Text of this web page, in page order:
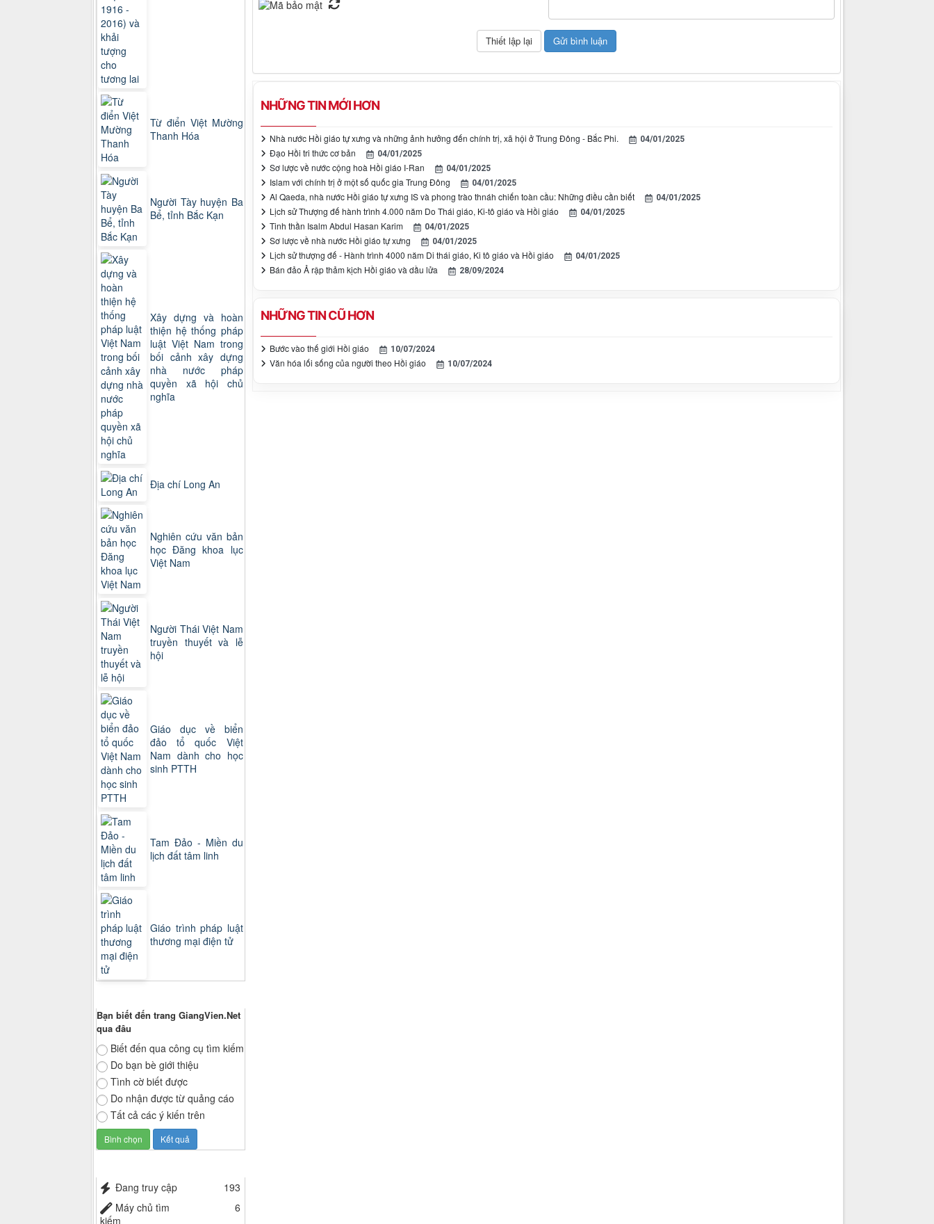
NHỮNG TIN MỚI HƠN
Nhà nước Hồi giáo tự xưng và những ảnh hưởng đến chính trị, xã hội ở Trung Đông - Bắc Phi. 04/01/2025
Đạo Hồi tri thức cơ bản 04/01/2025
Sơ lược về nước cộng hoà Hồi giáo I-Ran 04/01/2025
Islam với chính trị ở một số quốc gia Trung Đông 04/01/2025
Al Qaeda, nhà nước Hồi giáo tự xưng IS và phong trào thnáh chiến toàn cầu: Những điều cần biết 04/01/2025
Lịch sử Thượng đế hành trình 4.000 năm Do Thái giáo, Ki-tô giáo và Hồi giáo 04/01/2025
Tinh thần Isalm Abdul Hasan Karim 04/01/2025
Sơ lược về nhà nước Hồi giáo tự xưng 04/01/2025
Lịch sử thượng đế - Hành trình 4000 năm Di thái giáo, Ki tô giáo và Hồi giáo 04/01/2025
Bán đảo Ả rập thảm kịch Hồi giáo và dầu lửa 28/09/2024
NHỮNG TIN CŨ HƠN
Bước vào thế giới Hồi giáo 10/07/2024
Văn hóa lối sống của người theo Hồi giáo 10/07/2024
Từ điển Việt Mường
Thanh Hóa
Người Tày huyện Ba
Bể, tỉnh Bắc Kạn
Xây dựng và hoàn
thiện hệ thống pháp
luật Việt Nam trong
bối cảnh xây dựng
nhà nước pháp
quyền xã hội chủ
nghĩa
Địa chí Long An
Nghiên cứu văn bản
học Đăng khoa lục
Việt Nam
Người Thái Việt Nam
truyền thuyết và lễ
hội
Giáo dục về biển
đảo tổ quốc Việt
Nam dành cho học
sinh PTTH
Tam Đảo - Miền du
lịch đất tâm linh
Giáo trình pháp luật
thương mại điện tử
Bạn biết đến trang GiangVien.Net
qua đâu
Biết đến qua công cụ tìm kiếm
Do bạn bè giới thiệu
Tình cờ biết được
Do nhận được từ quảng cáo
Tất cả các ý kiến trên
Đang truy cập
193
Máy chủ tìm
kiếm
6